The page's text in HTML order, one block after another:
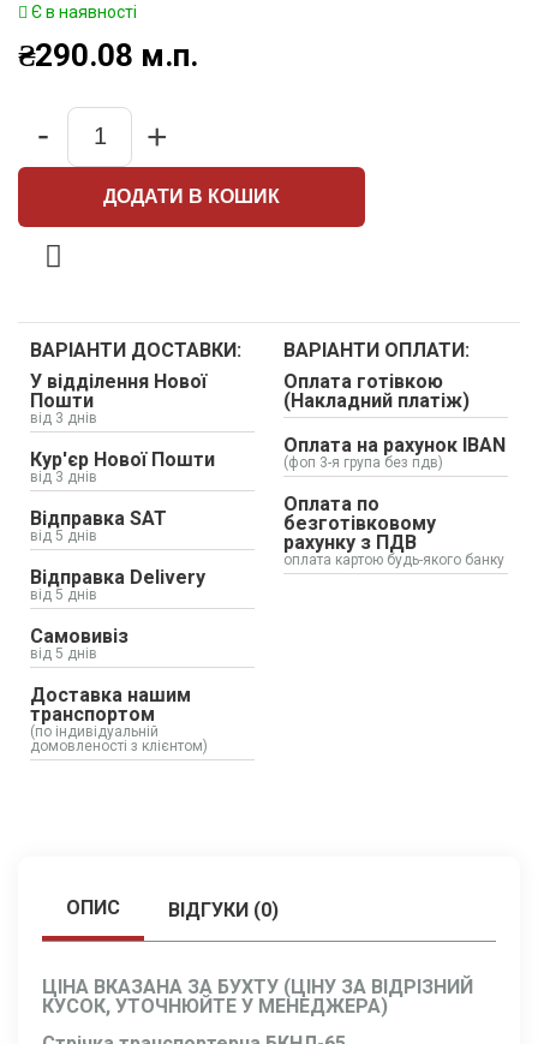
Є в наявності
₴290.08 м.п.
Quantity
- +
ДОДАТИ В КОШИК
ВАРІАНТИ ДОСТАВКИ:
У відділення Нової
Пошти
від 3 днів
Кур'єр Нової Пошти
від 3 днів
Відправка SAT
від 5 днів
Відправка Delivery
від 5 днів
Самовивіз
від 5 днів
Доставка нашим
транспортом
(по індивідуальній
домовленості з клієнтом)
ВАРІАНТИ ОПЛАТИ:
Оплата готівкою
(Накладний платіж)
Оплата на рахунок IBAN
(фоп 3-я група без пдв)
Оплата по
безготівковому
рахунку з ПДВ
оплата картою будь-якого банку
ОПИС ВІДГУКИ (0)
ЦІНА ВКАЗАНА ЗА БУХТУ (ЦІНУ ЗА ВІДРІЗНИЙ
КУСОК, УТОЧНЮЙТЕ У МЕНЕДЖЕРА)